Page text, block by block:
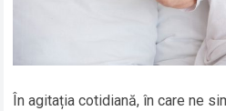
În agitația cotidiană, în care ne